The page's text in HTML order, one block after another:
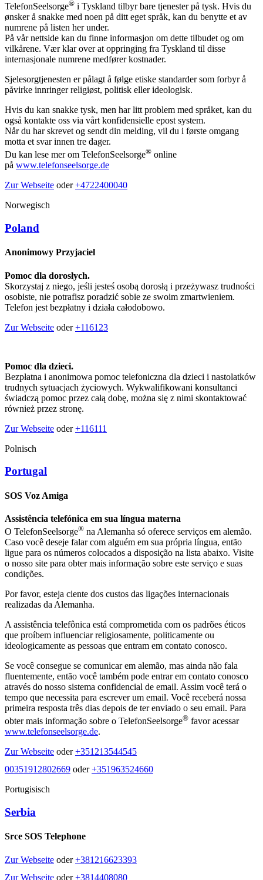
TelefonSeelsorge® i Tyskland tilbyr bare tjenester på tysk. Hvis du
ønsker å snakke med noen på ditt eget språk, kan du benytte et av
numrene på listen her under.
På vår nettside kan du finne informasjon om dette tilbudet og om
vilkårene. Vær klar over at oppringing fra Tyskland til disse
internasjonale numrene medfører kostnader.
Sjelesorgtjenesten er pålagt å følge etiske standarder som forbyr å
påvirke innringer religiøst, politisk eller ideologisk.
Hvis du kan snakke tysk, men har litt problem med språket, kan du
også kontakte oss via vårt konfidensielle epost system.
Når du har skrevet og sendt din melding, vil du i første omgang
motta et svar innen tre dager.
Du kan lese mer om TelefonSeelsorge® online
på www.telefonseelsorge.de
Zur Webseite oder +4722400040
Norwegisch
Poland
Anonimowy Przyjaciel
Pomoc dla dorosłych.
Skorzystaj z niego, jeśli jesteś osobą dorosłą i przeżywasz trudności
osobiste, nie potrafisz poradzić sobie ze swoim zmartwieniem.
Telefon jest bezpłatny i działa całodobowo.
Zur Webseite oder +116123
Pomoc dla dzieci.
Bezpłatna i anonimowa pomoc telefoniczna dla dzieci i nastolatków
trudnych sytuacjach życiowych. Wykwalifikowani konsultanci
świadczą pomoc przez całą dobę, można się z nimi skontaktować
również przez stronę.
Zur Webseite oder +116111
Polnisch
Portugal
SOS Voz Amiga
Assistência telefónica em sua língua materna
O TelefonSeelsorge® na Alemanha só oferece serviços em alemão.
Caso você deseje falar com alguém em sua própria língua, então
ligue para os números colocados a disposição na lista abaixo. Visite
o nosso site para obter mais informação sobre este serviço e suas
condições.
Por favor, esteja ciente dos custos das ligações internacionais
realizadas da Alemanha.
A assistência telefônica está comprometida com os padrões éticos
que proíbem influenciar religiosamente, politicamente ou
ideologicamente as pessoas que entram em contato conosco.
Se você consegue se comunicar em alemão, mas ainda não fala
fluentemente, então você também pode entrar em contato conosco
através do nosso sistema confidencial de email. Assim você terá o
tempo que necessita para escrever um email. Você receberá nossa
primeira resposta três dias depois de ter enviado o seu email. Para
obter mais informação sobre o TelefonSeelsorge® favor acessar
www.telefonseelsorge.de.
Zur Webseite oder +351213544545
00351912802669 oder +351963524660
Portugisisch
Serbia
Srce SOS Telephone
Zur Webseite oder +381216623393
Zur Webseite oder +3814408080